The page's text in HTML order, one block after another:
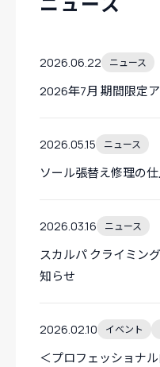
2026.06.22 ニュース
2026年7月 期間限定
2026.05.15 ニュース
ソール張替え修理の
2026.03.16 ニュース
スカルパ クライミン
知らせ
2026.02.10 イベント
＜プロフェッショナ